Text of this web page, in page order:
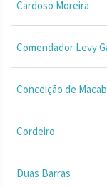
Cardoso Moreira
Comendador Levy
Conceição de
Cordeiro
Duas Barras